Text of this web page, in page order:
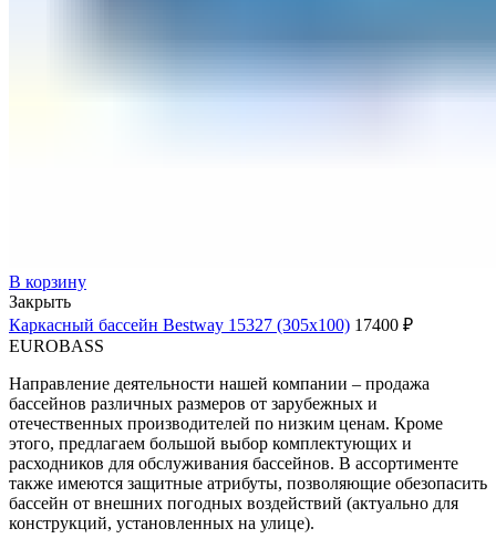
В корзину
Закрыть
Каркасный бассейн Bestway 15327 (305х100) 17400 ₽
EUROBASS
Направление деятельности нашей компании – продажа
бассейнов различных размеров от зарубежных и
отечественных производителей по низким ценам. Кроме
этого, предлагаем большой выбор комплектующих и
расходников для обслуживания бассейнов. В ассортименте
также имеются защитные атрибуты, позволяющие обезопасить
бассейн от внешних погодных воздействий (актуально для
конструкций, установленных на улице).